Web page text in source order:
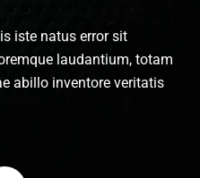
iste natus error sit
laudantium, totam
abillo inventore veritatis